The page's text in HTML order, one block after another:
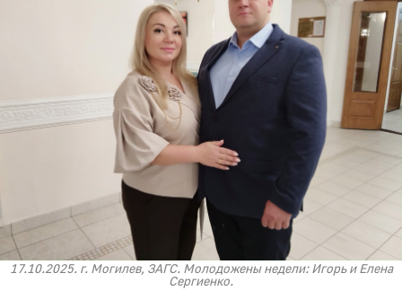
17.10.2025. г. Могилев, ЗАГС. Молодожены недели: Игорь и Елена
Сергиенко.